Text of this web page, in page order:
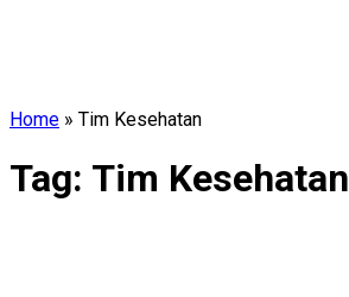
Home » Tim Kesehatan
Tag: Tim Kesehatan